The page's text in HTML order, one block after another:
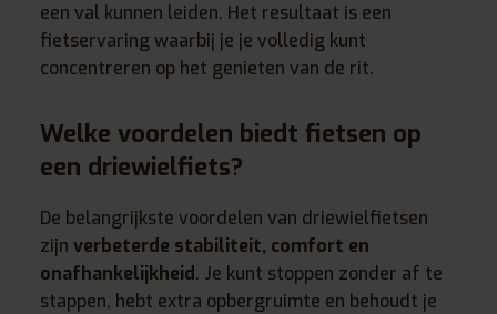
een val kunnen leiden. Het resultaat is een
fietservaring waarbij je je volledig kunt
concentreren op het genieten van de rit.
Welke voordelen biedt fietsen op
een driewielfiets?
De belangrijkste voordelen van driewielfietsen
zijn verbeterde stabiliteit, comfort en
onafhankelijkheid. Je kunt stoppen zonder af te
stappen, hebt extra opbergruimte en behoudt je